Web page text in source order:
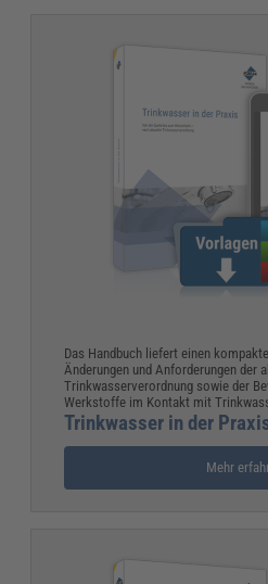
Das Handbuch liefert einen
Änderungen und Anforderungen der
Trinkwasserverordnung sowie der
Werkstoffe im Kontakt mit
Trinkwasser in der
Mehr